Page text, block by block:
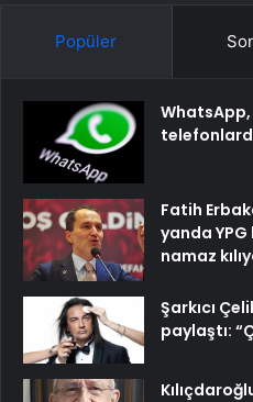
Popüler
Fatih
yanda YPG
namaz
Şarkıcı
paylaştı: